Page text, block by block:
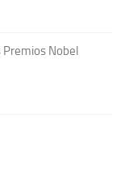
Premios Nobel